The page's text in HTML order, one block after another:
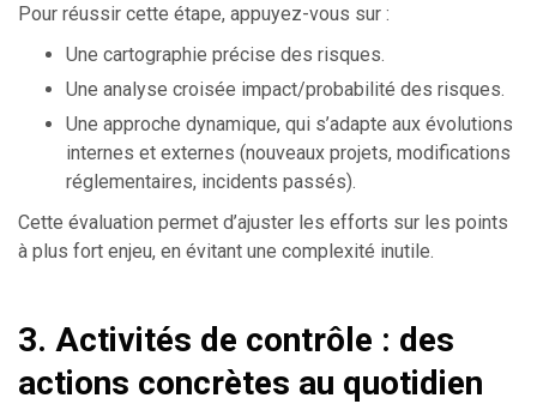
Pour réussir cette étape, appuyez-vous sur :
Une cartographie précise des risques.
Une analyse croisée impact/probabilité des risques.
Une approche dynamique, qui s’adapte aux évolutions
internes et externes (nouveaux projets, modifications
réglementaires, incidents passés).
Cette évaluation permet d’ajuster les efforts sur les points
à plus fort enjeu, en évitant une complexité inutile.
3. Activités de contrôle : des
actions concrètes au quotidien